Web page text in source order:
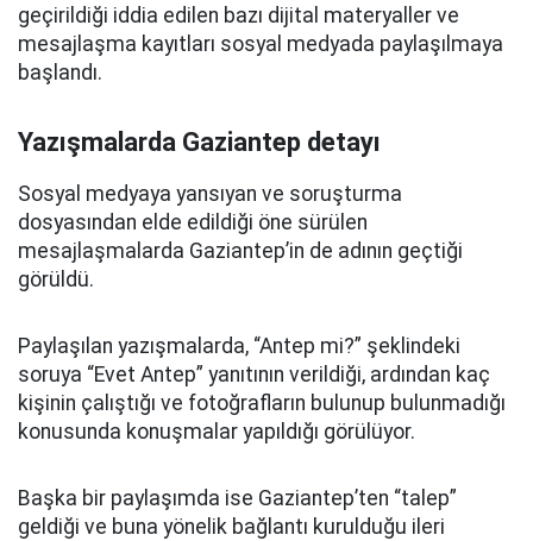
geçirildiği iddia edilen bazı dijital materyaller ve
mesajlaşma kayıtları sosyal medyada paylaşılmaya
başlandı.
Yazışmalarda Gaziantep detayı
Sosyal medyaya yansıyan ve soruşturma
dosyasından elde edildiği öne sürülen
mesajlaşmalarda Gaziantep’in de adının geçtiği
görüldü.
Paylaşılan yazışmalarda, “Antep mi?” şeklindeki
soruya “Evet Antep” yanıtının verildiği, ardından kaç
kişinin çalıştığı ve fotoğrafların bulunup bulunmadığı
konusunda konuşmalar yapıldığı görülüyor.
Başka bir paylaşımda ise Gaziantep’ten “talep”
geldiği ve buna yönelik bağlantı kurulduğu ileri